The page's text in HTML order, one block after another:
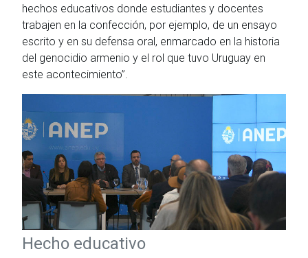
hechos educativos donde estudiantes y docentes
trabajen en la confección, por ejemplo, de un ensayo
escrito y en su defensa oral, enmarcado en la historia
del genocidio armenio y el rol que tuvo Uruguay en
este acontecimiento”.
Hecho educativo